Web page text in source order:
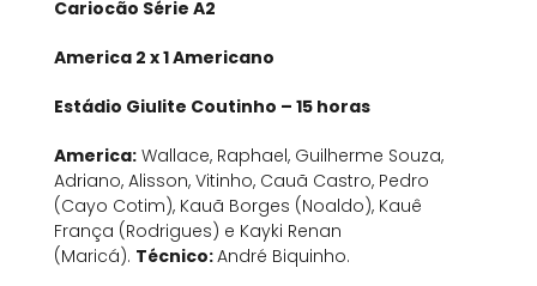
Cariocão Série A2
America 2 x 1 Americano
Estádio Giulite Coutinho – 15 horas
America:Wallace, Raphael, Guilherme Souza,
Adriano, Alisson, Vitinho, Cauã Castro, Pedro
(Cayo Cotim), Kauã Borges (Noaldo), Kauê
França (Rodrigues) e Kayki Renan
(Maricá). Técnico:André Biquinho.